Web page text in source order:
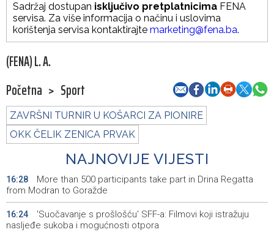
Sadržaj dostupan isključivo pretplatnicima FENA
servisa. Za više informacija o načinu i uslovima
korištenja servisa kontaktirajte marketing@fena.ba.
(FENA) L. A.
Početna > Sport
ZAVRŠNI TURNIR U KOŠARCI ZA PIONIRE
OKK ČELIK ZENICA PRVAK
NAJNOVIJE VIJESTI
16:28
More than 500 participants take part in Drina Regatta
from Modran to Goražde
16:24
'Suočavanje s prošlošću' SFF-a: Filmovi koji istražuju
nasljeđe sukoba i mogućnosti otpora